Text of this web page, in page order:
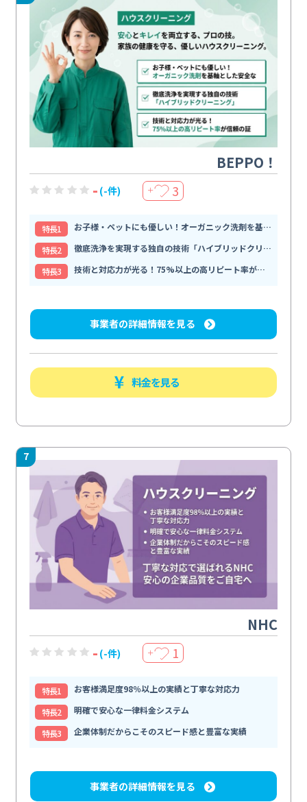
BEPPO！
- (-件) ＋ 3
特⻑1
お子様・ペットにも優しい！オーガニック洗剤を基軸とした安全な
特⻑2
徹底洗浄を実現する独自の技術「ハイブリッドクリーニング」
特⻑3
技術と対応力が光る！75%以上の高リピート率が信頼の証
事業者の詳細情報を見る
料金を見る
7
NHC
- (-件) ＋ 1
特⻑1
お客様満足度98％以上の実績と丁寧な対応力
特⻑2
明確で安心な一律料金システム
特⻑3
企業体制だからこそのスピード感と豊富な実績
事業者の詳細情報を見る